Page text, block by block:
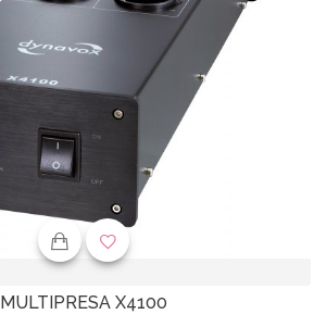
MULTIPRESA X4100